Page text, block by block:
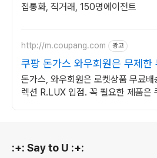
접통화, 직거래, 150명에이전트
http://m.coupang.com 광고
쿠팡 돈가스 와우회원은 무제한
돈가스, 와우회원은 로켓상품 무료
렉션 R.LUX 입점. 꼭 필요한 제품은
:+: Say to U :+: